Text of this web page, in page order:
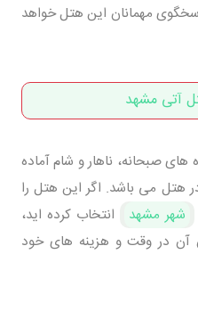
مهمانان این هتل خواهد
آتی مشهد
های صبحانه، ناهار و شام آماده
هتل می باشد. اگر این هتل را
شهر مشهد
انتخاب کرده اید،
آن در وقت و هزینه های خود